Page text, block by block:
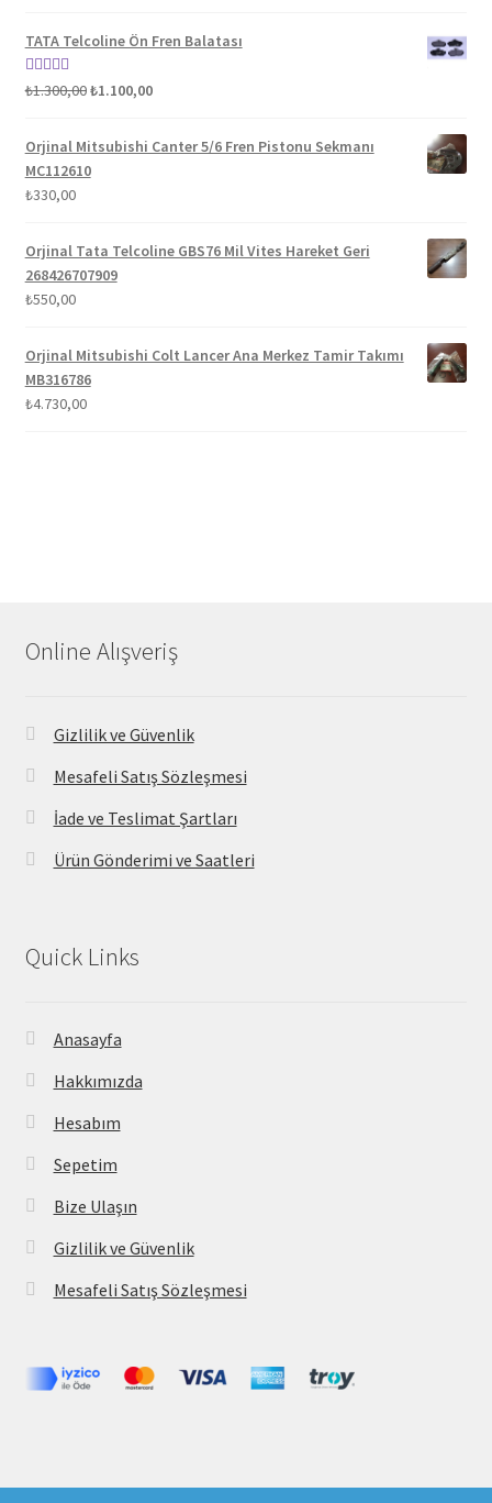
TATA Telcoline Ön Fren Balatası
5 üzerinden
₺1.300,00Orijinal
₺1.300,00.
₺1.100,00Şu
fiyat:
Orjinal Mitsubishi Canter 5/6 Fren Pistonu Sekmanı
MC112610
₺330,00
Orjinal Tata Telcoline GBS76 Mil Vites Hareket Geri
268426707909
₺550,00
Orjinal Mitsubishi Colt Lancer Ana Merkez Tamir Takımı
MB316786
₺4.730,00
Online Alışveriş
Gizlilik ve Güvenlik
Mesafeli Satış Sözleşmesi
İade ve Teslimat Şartları
Ürün Gönderimi ve Saatleri
Quick Links
Anasayfa
Hakkımızda
Hesabım
Sepetim
Bize Ulaşın
Gizlilik ve Güvenlik
Mesafeli Satış Sözleşmesi